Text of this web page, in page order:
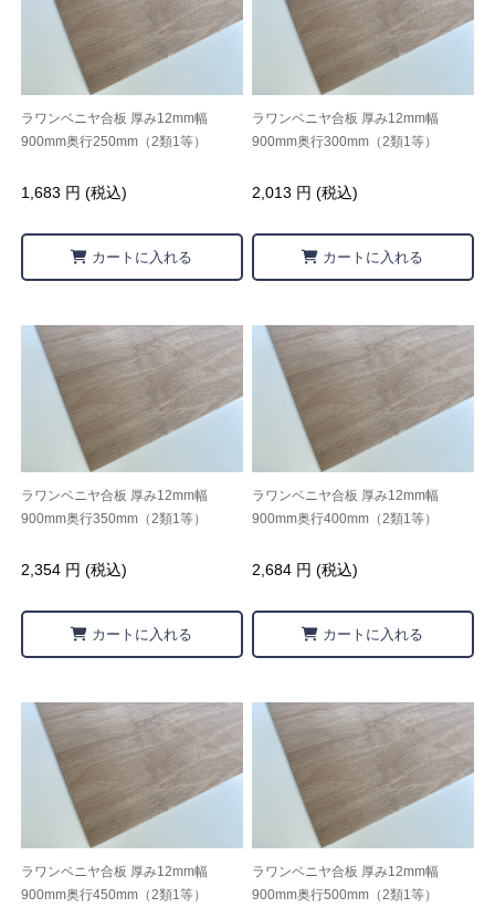
ラワンベニヤ合板 厚み12mm幅
900mm奥行250mm（2類1等）
1,683 円 (税込)
カートに入れる
ラワンベニヤ合板 厚み12mm幅
900mm奥行300mm（2類1等）
2,013 円 (税込)
カートに入れる
ラワンベニヤ合板 厚み12mm幅
900mm奥行350mm（2類1等）
2,354 円 (税込)
カートに入れる
ラワンベニヤ合板 厚み12mm幅
900mm奥行400mm（2類1等）
2,684 円 (税込)
カートに入れる
ラワンベニヤ合板 厚み12mm幅
900mm奥行450mm（2類1等）
ラワンベニヤ合板 厚み12mm幅
900mm奥行500mm（2類1等）